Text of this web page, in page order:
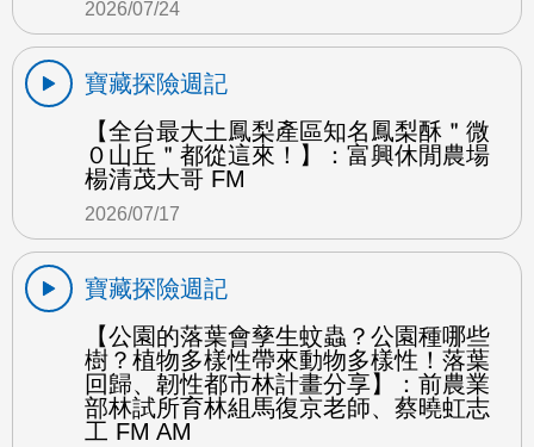
2026/07/24
寶藏探險週記
【全台最大土鳳梨產區知名鳳梨酥＂微
０山丘＂都從這來！】：富興休閒農場
楊清茂大哥 FM
2026/07/17
寶藏探險週記
【公園的落葉會孳生蚊蟲？公園種哪些
樹？植物多樣性帶來動物多樣性！落葉
回歸、韌性都市林計畫分享】：前農業
部林試所育林組馬復京老師、蔡曉虹志
工 FM AM